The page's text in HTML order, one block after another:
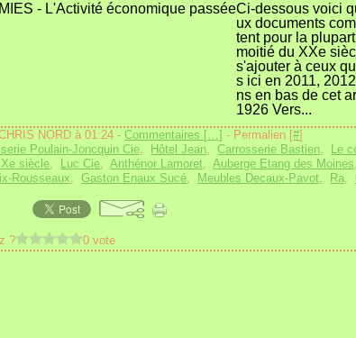
Ci-dessous voici
ux documents
tent pour la
moitié du XXe
s'ajouter à ceux
s ici en 2011,
ns en bas de cet
1926 Vers...
NORD à 01:24 -Commentaires […] - Permalien [#]
Poulain-Joncquin Cie, Hôtel Jean,Carrosserie Bastien,
Le
siècle, Luc Cie,Anthénor Lamoret,Auberge Etang des Moines
Rousseaux,Gaston Enaux Sucé, Meubles Decaux-Pavot, Ra,
? 0 vote